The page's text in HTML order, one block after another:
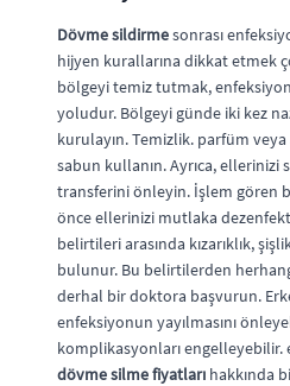
Dövme sildirmesonrası
hijyen kurallarına dikkat etmek
bölgeyi temiz tutmak,
yoludur. Bölgeyi günde iki kez
kurulayın. Temizlik. parfüm
sabun kullanın. Ayrıca, ellerinizi
transferini önleyin. İşlem gören
önce ellerinizi mutlaka
belirtileri arasında kızarıklık,
bulunur. Bu belirtilerden
derhal bir doktora başvurun.
enfeksiyonun yayılmasını
komplikasyonları engelleyebilir.
dövme silme fiyatları hakkında